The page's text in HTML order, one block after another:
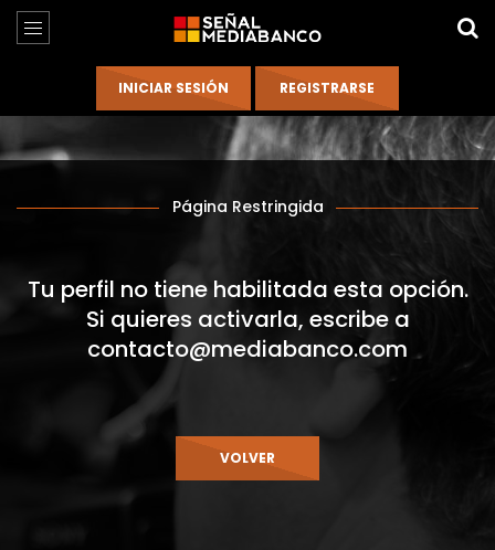
Página Restringida
Tu perfil no tiene habilitada esta opción.
Si quieres activarla, escribe a
contacto@mediabanco.com